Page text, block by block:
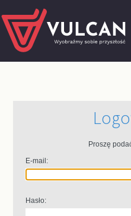
Proszę
E-mail:
Hasło: